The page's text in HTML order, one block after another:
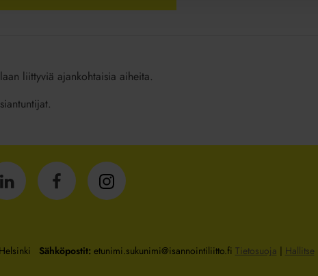
liittyviä ajankohtaisia aiheita.
IsännöintiliittoIsännöintiliittoIsännöintiliitto
Sähköpostit: etunimi.sukunimi@isannointiliitto.fi Tietosuoja | Hallitse